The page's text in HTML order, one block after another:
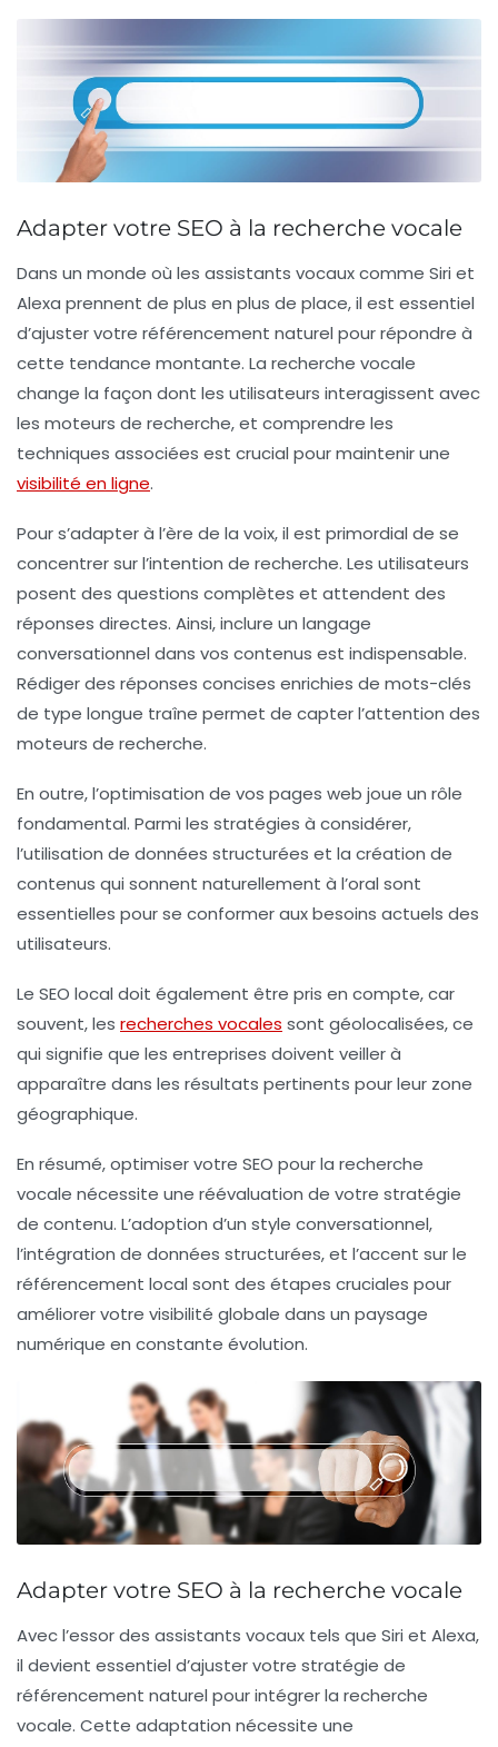
Adapter votre SEO à la recherche vocale
Dans un monde où les assistants vocaux comme Siri et
Alexa prennent de plus en plus de place, il est essentiel
d’ajuster votre référencement naturel pour répondre à
cette tendance montante. La recherche vocale
change la façon dont les utilisateurs interagissent avec
les moteurs de recherche, et comprendre les
techniques associées est crucial pour maintenir une
visibilité en ligne.
Pour s’adapter à l’ère de la voix, il est primordial de se
concentrer sur l’intention de recherche. Les utilisateurs
posent des questions complètes et attendent des
réponses directes. Ainsi, inclure un langage
conversationnel dans vos contenus est indispensable.
Rédiger des réponses concises enrichies de mots-clés
de type longue traîne permet de capter l’attention des
moteurs de recherche.
En outre, l’optimisation de vos pages web joue un rôle
fondamental. Parmi les stratégies à considérer,
l’utilisation de données structurées et la création de
contenus qui sonnent naturellement à l’oral sont
essentielles pour se conformer aux besoins actuels des
utilisateurs.
Le SEO local doit également être pris en compte, car
souvent, les recherches vocales sont géolocalisées, ce
qui signifie que les entreprises doivent veiller à
apparaître dans les résultats pertinents pour leur zone
géographique.
En résumé, optimiser votre SEO pour la recherche
vocale nécessite une réévaluation de votre stratégie
de contenu. L’adoption d’un style conversationnel,
l’intégration de données structurées, et l’accent sur le
référencement local sont des étapes cruciales pour
améliorer votre visibilité globale dans un paysage
numérique en constante évolution.
Adapter votre SEO à la recherche vocale
Avec l’essor des assistants vocaux tels que Siri et Alexa,
il devient essentiel d’ajuster votre stratégie de
référencement naturel pour intégrer la recherche
vocale. Cette adaptation nécessite une